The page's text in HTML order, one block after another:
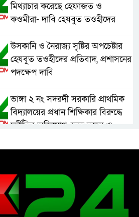
মিথ্যাচার করেছে হেফাজত ও
কওমীরা- দাবি হেযবুত তওহীদের
উসকানি ও নৈরাজ্য সৃষ্টির অপচেষ্টার
হেযবুত তওহীদের প্রতিবাদ, প্রশাসনের
পদক্ষেপ দাবি
ভাঙ্গা ২ নং সদরদী সরকারি প্রাথমিক
বিদ্যালয়ের প্রধান শিক্ষিকার বিরুদ্ধে
দুর্নীতির অভিযোগ, দ্রুত তদন্ত ও
সেলিম
নোয়াখালীতে ইসলামী মহা-সমাবেশ